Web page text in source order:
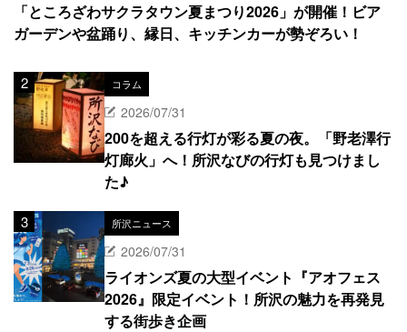
「ところざわサクラタウン夏まつり2026」が開催！ビア
ガーデンや盆踊り、縁日、キッチンカーが勢ぞろい！
コラム
2026/07/31
200を超える行灯が彩る夏の夜。「野老澤行
灯廊火」へ！所沢なびの行灯も見つけまし
た♪
所沢ニュース
2026/07/31
ライオンズ夏の大型イベント『アオフェス
2026』限定イベント！所沢の魅力を再発見
する街歩き企画